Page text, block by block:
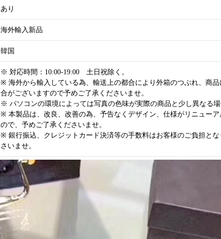
あり
海外輸入新品
韓国
※ 対応時間：10:00-19:00 土日祝除く。
※ 海外から輸入している為、輸送上の都合により外箱のつぶれ、商
合がございますので予めご了承くださいませ。
※ パソコンの環境によっては写真の色味が実際の商品と少し異なる場
※ 本製品は、改良、改善の為、予告なくデザイン、仕様がリニュー
ので、予めご了承くださいませ。
※ 銀行振込、クレジットカード決済等の手数料はお客様のご負担と
さいませ。